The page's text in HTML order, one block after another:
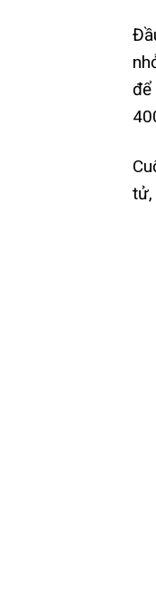
để
tử,